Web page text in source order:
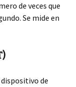
de veces que
Se mide en
dispositivo de